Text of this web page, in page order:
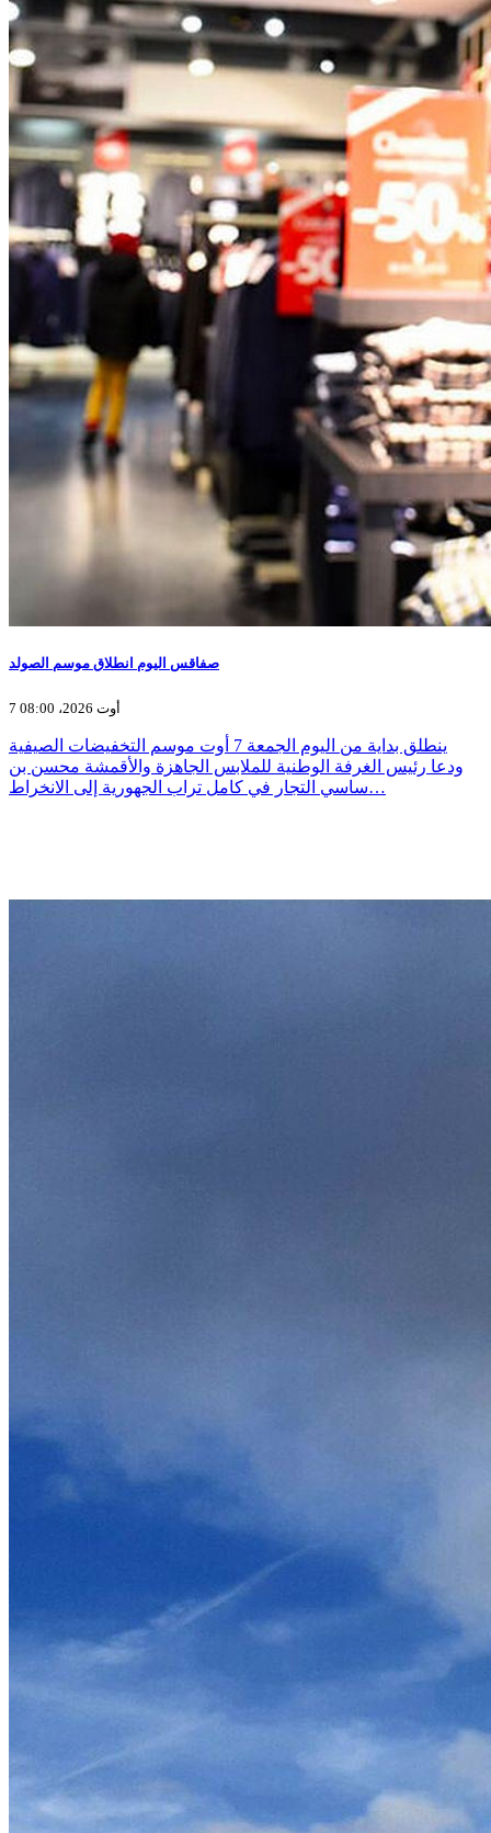
صفاقس اليوم انطلاق موسم الصولد
7 أوت 2026، 08:00
ينطلق بداية من اليوم الجمعة 7 أوت موسم التخفيضات الصيفية
ودعا رئيس الغرفة الوطنية للملابس الجاهزة والأقمشة محسن بن
ساسي التجار في كامل تراب الجهورية إلى الانخراط…